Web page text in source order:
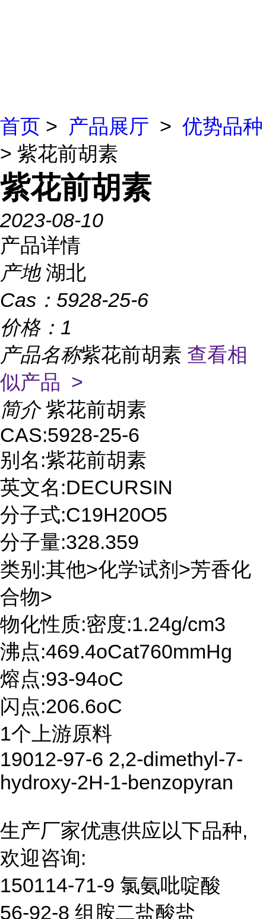
首页 > 产品展厅 > 优势品种
> 紫花前胡素
紫花前胡素
2023-08-10
产品详情
产地 湖北
Cas： 5928-25-6
价格： 1
产品名称紫花前胡素 查看相
似产品 >
简介 紫花前胡素
CAS:5928-25-6
别名:紫花前胡素
英文名:DECURSIN
分子式:C19H20O5
分子量:328.359
类别:其他>化学试剂>芳香化
合物>
物化性质:密度:1.24g/cm3
沸点:469.4oCat760mmHg
熔点:93-94oC
闪点:206.6oC
1个上游原料
19012-97-6 2,2-dimethyl-7-
hydroxy-2H-1-benzopyran
生产厂家优惠供应以下品种,
欢迎咨询:
150114-71-9 氯氨吡啶酸
56-92-8 组胺二盐酸盐